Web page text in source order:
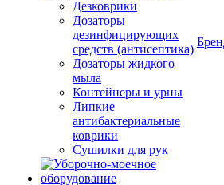
Дезковрики
Дозаторы
дезинфицирующих
средств (антисептика)
Дозаторы жидкого
мыла
Контейнеры и урны
Липкие
антибактериальные
коврики
Сушилки для рук